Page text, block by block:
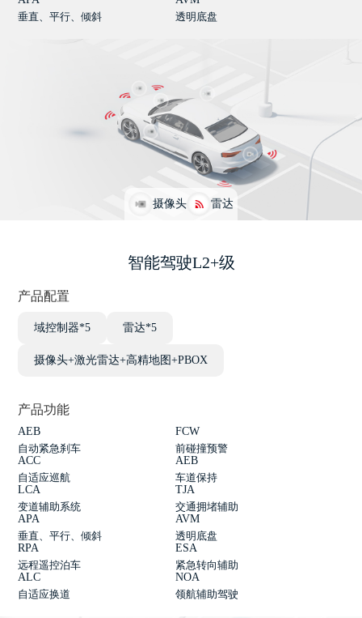
垂直、平行、倾斜
透明底盘
摄像头 雷达
智能驾驶L2+级
产品配置
域控制器*5 雷达*5
摄像头+激光雷达+高精地图+PBOX
产品功能
AEB
自动紧急刹车
FCW
前碰撞预警
ACC
自适应巡航
AEB
车道保持
LCA
变道辅助系统
TJA
交通拥堵辅助
APA
垂直、平行、倾斜
AVM
透明底盘
RPA
远程遥控泊车
ESA
紧急转向辅助
ALC
自适应换道
NOA
领航辅助驾驶